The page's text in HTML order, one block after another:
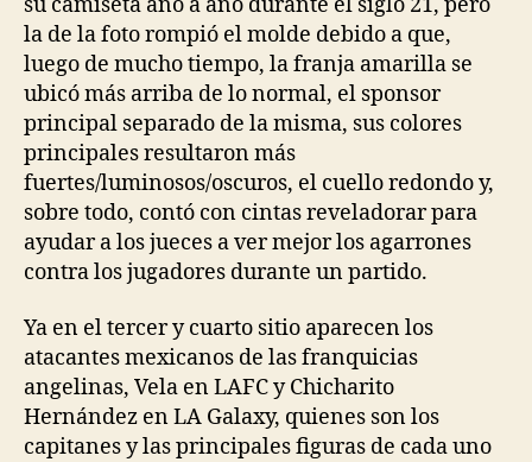
la de la foto rompió el molde debido a que,
luego de mucho tiempo, la franja amarilla se
ubicó más arriba de lo normal, el sponsor
principal separado de la misma, sus colores
principales resultaron más
fuertes/luminosos/oscuros, el cuello redondo y,
sobre todo, contó con cintas reveladorar para
ayudar a los jueces a ver mejor los agarrones
contra los jugadores durante un partido.
Ya en el tercer y cuarto sitio aparecen los
atacantes mexicanos de las franquicias
angelinas, Vela en LAFC y Chicharito
Hernández en LA Galaxy, quienes son los
capitanes y las principales figuras de cada uno